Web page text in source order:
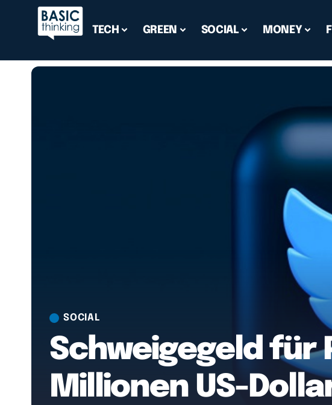
TECH GREEN SOCIAL MONEY
SOCIAL
Schweigegeld für
Millionen US-